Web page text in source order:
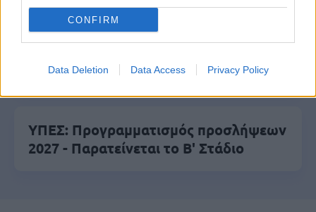
CONFIRM
Data Deletion Data Access Privacy Policy
ΔΥΠΑ: Ευκαιρία συνταξιοδότησης για
Ξεκίνησαν οι αιτήσεις
ΥΠΕΣ: Προγραμματισμός προσλήψεων
2027 - Παρατείνεται το Β' Στάδιο